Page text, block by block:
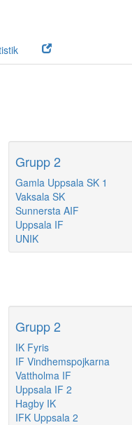
Grupp 2
Gamla Uppsala SK 1
Vaksala SK
Sunnersta AIF
Uppsala IF
UNIK
Grupp 2
IK Fyris
IF Vindhemspojkarna
Vattholma IF
Uppsala IF 2
Hagby IK
IFK Uppsala 2